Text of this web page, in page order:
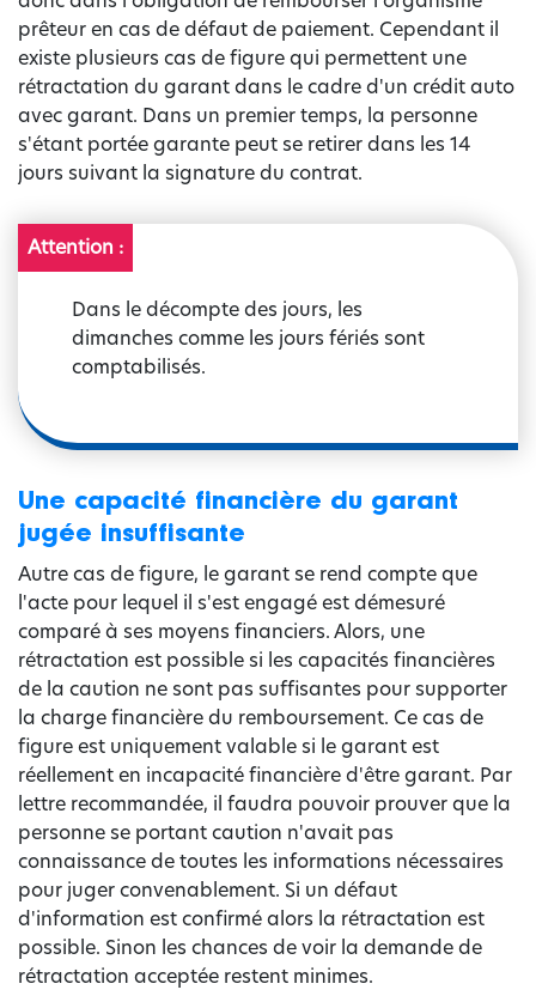
prêteur en cas de défaut de paiement. Cependant il
existe plusieurs cas de figure qui permettent une
rétractation du garant dans le cadre d'un crédit auto
avec garant. Dans un premier temps, la personne
s'étant portée garante peut se retirer dans les 14
jours suivant la signature du contrat.
Attention :
Dans le décompte des jours, les
dimanches comme les jours fériés sont
comptabilisés.
Une capacité financière du garant
jugée insuffisante
Autre cas de figure, le garant se rend compte que
l'acte pour lequel il s'est engagé est démesuré
comparé à ses moyens financiers. Alors, une
rétractation est possible si les capacités financières
de la caution ne sont pas suffisantes pour supporter
la charge financière du remboursement. Ce cas de
figure est uniquement valable si le garant est
réellement en incapacité financière d'être garant. Par
lettre recommandée, il faudra pouvoir prouver que la
personne se portant caution n'avait pas
connaissance de toutes les informations nécessaires
pour juger convenablement. Si un défaut
d'information est confirmé alors la rétractation est
possible. Sinon les chances de voir la demande de
rétractation acceptée restent minimes.